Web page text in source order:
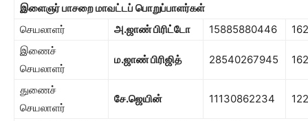
இளைஞர் பாசறைமாவட்டப் பொறுப்பாளர்கள்
செயலாளர்
அ.ஜாண் பிரிட்டோ 15885880446
162
இணைச்
செயலாளர்
ம.ஜாண் பிரிஜித் 28540267945 162
துணைச்
செயலாளர்
சே.ஜெயின் 11130862234 122